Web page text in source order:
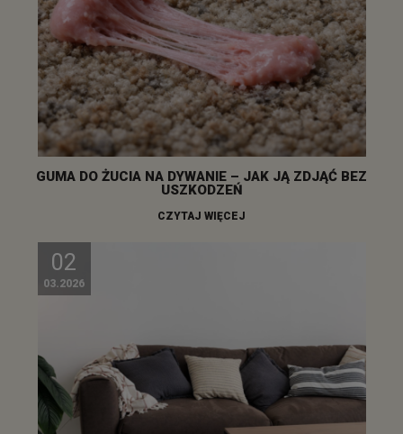
GUMA DO ŻUCIA NA DYWANIE – JAK JĄ ZDJĄĆ BEZ
USZKODZEŃ
CZYTAJ WIĘCEJ
02
03.2026